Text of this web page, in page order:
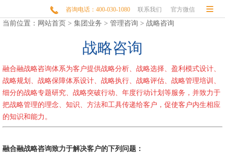
 咨询电话：400-030-1080 联系我们 官方微信 
当前位置： 网站首页 > 集团业务 > 管理咨询 > 战略咨询
战略咨询
融合融战略咨询体系为客户提供战略分析、战略选择、盈利模式设计、
战略规划、战略保障体系设计、战略执行、战略评估、战略管理培训、
细分的战略专题研究、战略突破行动、年度行动计划等服务，并致力于
把战略管理的理念、知识、方法和工具传递给客户，促使客户内生相应
的知识和能力 。
融合融战略咨询致力于解决客户的下列问题：